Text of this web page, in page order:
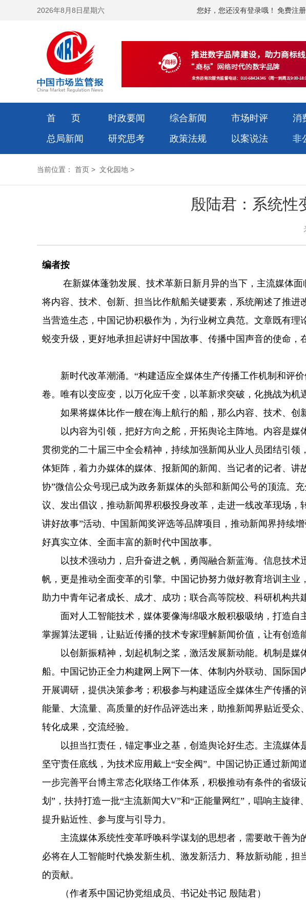
2026年8月8日星期六 您好，您还没有登录哦！ 免费注册
首 页 时政要闻 综合新闻 市场时评 消
总局新闻
研究思考 政策法规 以案说法 非
当前位置： 首页 > 文化园地 >
殷陆君：系统性
编者按
在新媒体蓬勃发展、技术革新日新月异的当下，主流媒体
将内容、技术、创新、担当比作航船关键要素，系统阐述了推
当营造生态，中国记协积极作为，为行业树立典范。文章既有
蜕变升级，更好地承担起讲好中国故事、传播中国声音的使命
新时代改革潮涌。“构建适应全媒体生产传播工作机制和评价
卷。唯有以变应变，以万化应千变，以革新求突破，化挑战为
如果将媒体比作一艘在海上航行的船，那么内容、技术、创
以内容为引领，把好方向之舵，开拓舆论主阵地。内容是媒
贯彻党的二十届三中全会精神，持续加强新闻从业人员团结引
体矩阵，着力办媒体的媒体、报新闻的新闻、当记者的记者、
协”微信公众号现已成为政务新媒体的头部和新闻公号的顶流。
议、发出倡议，推动新闻界积极投身改革，走进一线改革现场
讲好故事”活动、中国新闻奖评选等品牌项目，推动新闻界持续
好真实立体、全面丰富的新时代中国故事。
以技术强动力，启升奋进之帆，勇闯融合新蓝海。信息技术
帆，更是推动全面变革的引擎。中国记协努力做好教育培训主业
助力中青年记者成长、成才、成功；联合高等院校、科研机构共
面对人工智能技术，媒体要像海绵吸水般积极吸纳，打造自
掌握算法逻辑，让贴近传播的技术专家理解新闻价值，让有创造
以创新振精神，划起机制之桨，激活发展新动能。机制是媒
船。中国记协正全力构建网上网下一体、体制内外联动、国际国
开展调研，提供决策参考；积极参与构建适应全媒体生产传播
能量、大流量、高质量的好作品评选出来，助推新闻界贴近受
转化成果，交流经验。
以担当扛责任，锚定事业之基，创造舆论好生态。主流媒体
坚守责任底线，为技术应用戴上“安全阀”。中国记协正通过新
一步完善平台博主常态化联络工作体系，积极推动有条件的省
划”，扶持打造一批“主流新闻大V”和“正能量网红”，唱响主旋
提升贴近性、参与度与引导力。
主流媒体系统性变革呼唤科学谋划的思想者，需要敢干善为
必将在人工智能时代焕发新生机、激发新活力、释放新动能，
的贡献。
（作者系中国记协党组成员、书记处书记 殷陆君）